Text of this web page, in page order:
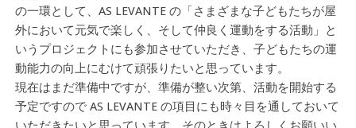
の一環として、AS LEVANTE の「さまざまな子どもたちが屋
外において元気で楽しく、そして仲良く運動をする活動」と
いうプロジェクトにも参加させていただき、子どもたちの運
動能力の向上にむけて頑張りたいと思っています。
現在はまだ準備中ですが、準備が整い次第、活動を開始する
予定ですので AS LEVANTE の項目にも時々目を通しておいて